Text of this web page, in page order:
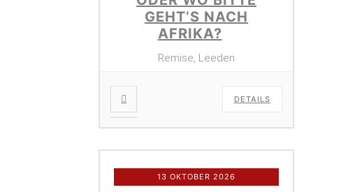
GEHT’S NACH
AFRIKA?
Remise, Leeden
DETAILS
13 OKTOBER 2026